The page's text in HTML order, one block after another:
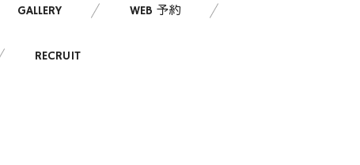
GALLERY WEB 予約
RECRUIT